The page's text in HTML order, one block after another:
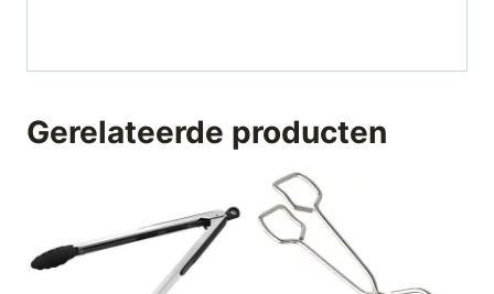
Gerelateerde producten